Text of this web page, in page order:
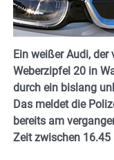
Ein weißer Audi, der
Weberzipfel 20 in
durch ein bislang
Das meldet die
bereits am
Zeit zwischen 16.45